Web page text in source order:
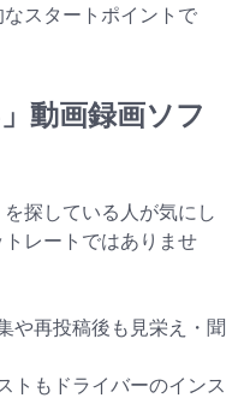
スタートポイントで
動画録画ソフ
探している人が気にし
レートではありませ
や再投稿後も見栄え・聞
トもドライバーのインス